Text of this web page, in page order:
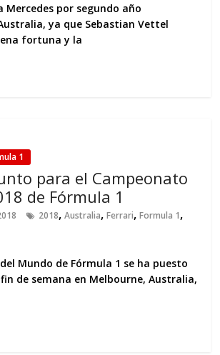
Mercedes por segundo año
ya que Sebastian Vettel
fortuna y la
1
para el Campeonato
de Fórmula 1
2018,Australia,Ferrari,Formula 1,
Mundo de Fórmula 1 se ha puesto
de semana en Melbourne, Australia,